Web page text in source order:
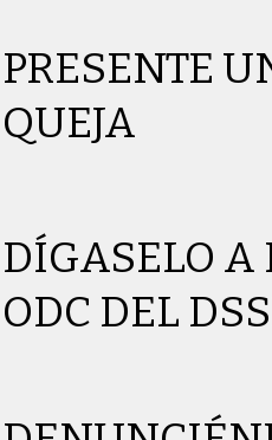
PRESENTE
QUEJA
DÍGASELO A
ODC DEL